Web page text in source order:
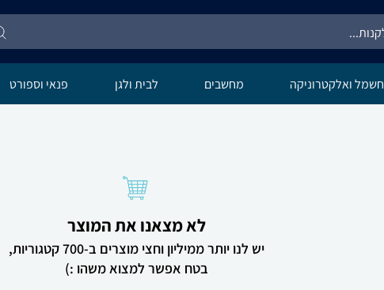
חשמל ואלקטרוניקה מחשבים לבית ולגן פנאי וספורט
לא מצאנו את המוצר
יש לנו יותר ממיליון וחצי מוצרים ב-700 קטגוריות,
בטח אפשר למצוא משהו :)